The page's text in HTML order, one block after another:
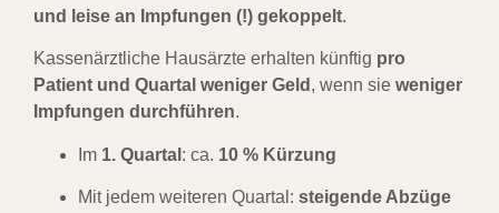
und leise an Impfungen (!) gekoppelt.
Kassenärztliche Hausärzte erhalten künftig pro
Patient und Quartal weniger Geld , wenn sie weniger
Impfungen durchführen.
Im 1. Quartal : ca. 10 % Kürzung
Mit jedem weiteren Quartal: steigende Abzüge